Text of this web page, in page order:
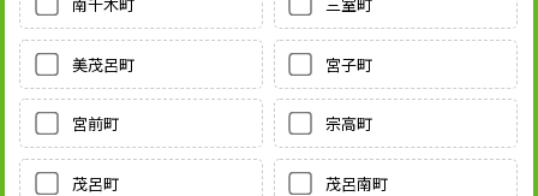
南千木町 三室町
美茂呂町 宮子町
宮前町 宗高町
茂呂町 茂呂南町